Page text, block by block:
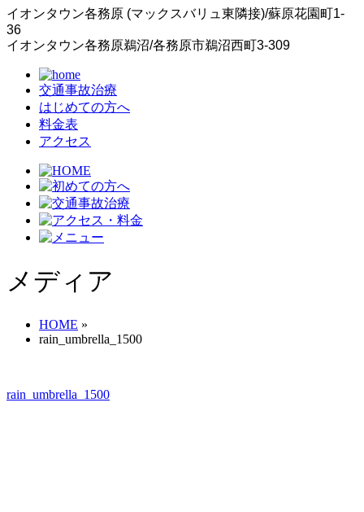
イオンタウン各務原 (マックスバリュ東隣接)/蘇原花園町1-
36
イオンタウン各務原鵜沼/各務原市鵜沼西町3-309
交通事故治療
はじめての方へ
料金表
アクセス
メディア
HOME »
rain_umbrella_1500
rain_umbrella_1500